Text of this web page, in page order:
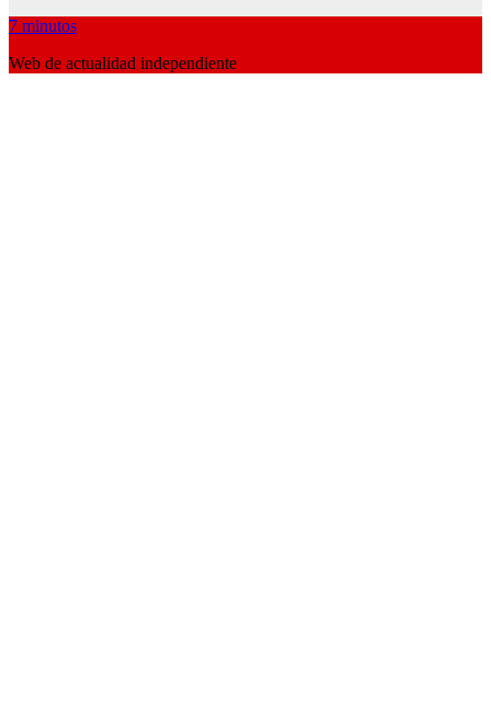
7 minutos
Web de actualidad independiente